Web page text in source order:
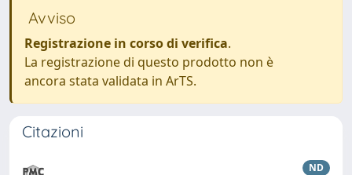
Avviso
Registrazione in corso di verifica.
La registrazione di questo prodotto non è
ancora stata validata in ArTS.
Citazioni
ND